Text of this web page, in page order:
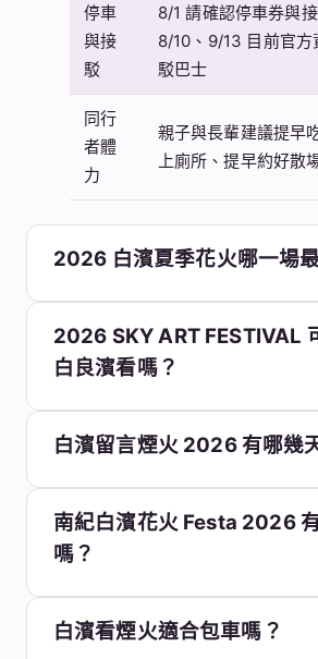
停車
與接
駁
8/1 請確認停車券與接
8/10、9/13 目前官方
駁巴士
同行
者體
力
親子與長輩建議提早
上廁所、提早約好散
2026 白濱夏季花火哪一場
2026 SKY ART FESTIVAL
白良濱看嗎？
白濱留言煙火 2026 有哪幾
南紀白濱花火 Festa 2026
嗎？
白濱看煙火適合包車嗎？